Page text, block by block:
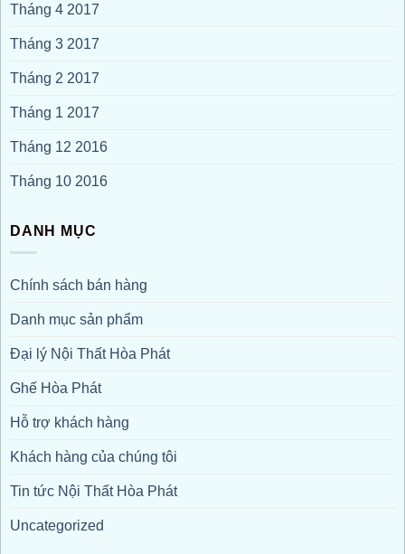
Tháng 4 2017
Tháng 3 2017
Tháng 2 2017
Tháng 1 2017
Tháng 12 2016
Tháng 10 2016
DANH MỤC
Chính sách bán hàng
Danh mục sản phẩm
Đại lý Nội Thất Hòa Phát
Ghế Hòa Phát
Hỗ trợ khách hàng
Khách hàng của chúng tôi
Tin tức Nội Thất Hòa Phát
Uncategorized